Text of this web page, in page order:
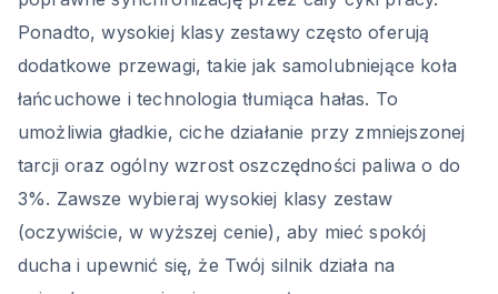
Ponadto, wysokiej klasy zestawy często oferują
dodatkowe przewagi, takie jak samolubniejące koła
łańcuchowe i technologia tłumiąca hałas. To
umożliwia gładkie, ciche działanie przy zmniejszonej
tarcji oraz ogólny wzrost oszczędności paliwa o do
3%. Zawsze wybieraj wysokiej klasy zestaw
(oczywiście, w wyższej cenie), aby mieć spokój
ducha i upewnić się, że Twój silnik działa na